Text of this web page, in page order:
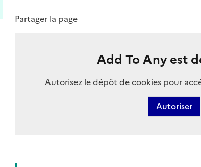
Partager la page
Add To Any est
Autorisez le dépôt de cookies pour
Autoriser